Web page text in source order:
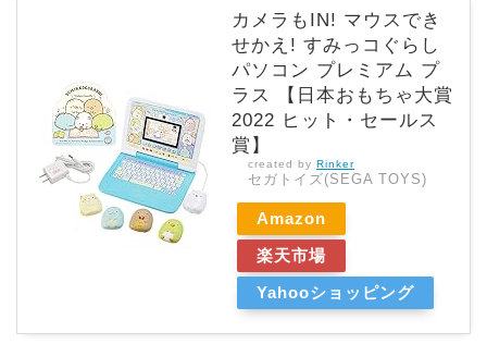
カメラもIN! マウスでき
せかえ! すみっコぐらし
パソコン プレミアム プ
ラス 【日本おもちゃ大賞
2022 ヒット・セールス
賞】
created by Rinker
セガトイズ(SEGA TOYS)
Amazon
楽天市場
Yahooショッピング